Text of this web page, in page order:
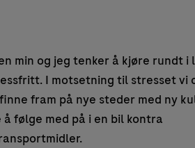
min og jeg tenker å kjøre rundt i
I motsetning til stresset vi
fram på nye steder med ny
følge med på i en bil kontra